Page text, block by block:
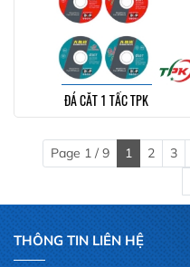
ĐÁ CẮT 1 TẤC TPK
Page 1 / 9 1 2 3
THÔNG TIN LIÊN HỆ